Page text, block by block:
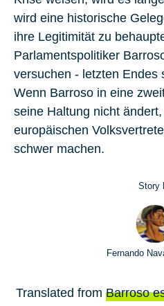
wird eine historische
ihre Legitimität zu
Parlamentspolitiker
versuchen - letzten Endes
Wenn Barroso in eine
seine Haltung nicht
europäischen
schwer machen.
Story
Fernando
Translated from Barroso